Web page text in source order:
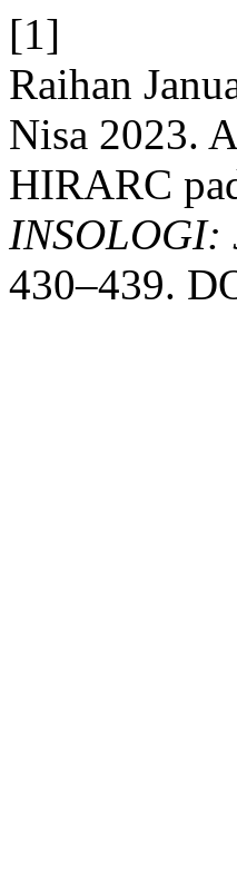
[1]
Raihan
Nisa 2023.
HIRARC
INSOLOGI:
430–439.